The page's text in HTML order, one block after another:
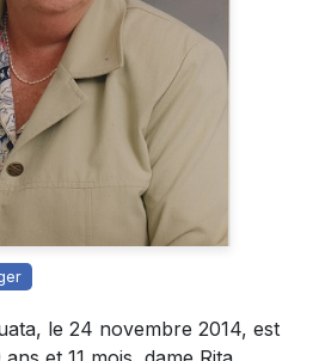
le 24 novembre 2014, est